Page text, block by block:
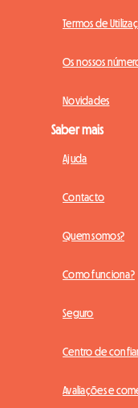
Termos de
Os nossos
Novidades
Saber mais
Ajuda
Contacto
Quem somos?
Como funciona?
Seguro
Centro de
Avaliações e